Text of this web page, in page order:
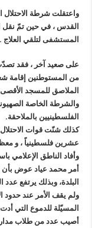
واعتقلت شرطة
القدس ، في حين تمّ
المستشفى لتلقي العلاج .
على صعيد آخر ، فقد
من المستوطنين إقامة
الملاصق للمسجد
والشرطة الخاصة
الفلسطينيين بالملاحقة.
كذلك شنّت قوات
عشرين فلسطينياً ، و
وأفاد الناطق الإعلامي
ولم يقف الأمر عند حدود
المسيّلة للدموع التي
أصيب عدد من طلاب